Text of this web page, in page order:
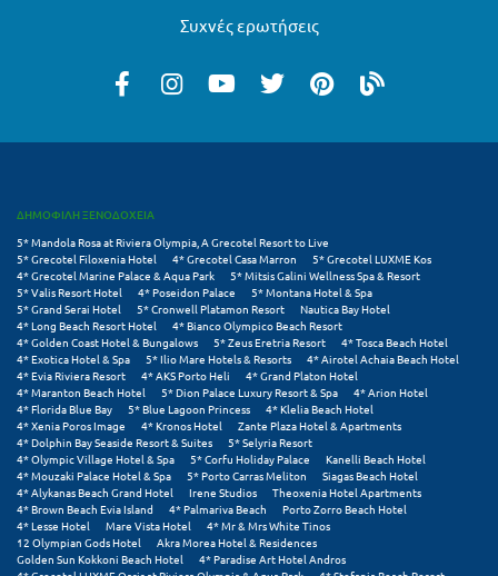
Λευκάδα
Λίμνη Πλαστήρα
Λιτόχωρο
Λουτρά Πόζαρ
Λουτρά Υπάτης
Λουτράκι
Λούτσα
Μ
Μάνη
Συχνές ερωτήσεις
ΔΗΜΟΦΙΛΗ ΞΕΝΟΔΟΧΕΙΑ
5* Mandola Rosa at Riviera Olympia, A Grecotel Resort to Live
5* Grecotel Filoxenia Hotel
4* Grecotel Casa Marron
5* Grecotel LUXME Kos
4* Grecotel Marine Palace & Aqua Park
5* Mitsis Galini Wellness Spa & Resort
5* Valis Resort Hotel
4* Poseidon Palace
5* Montana Hotel & Spa
5* Grand Serai Hotel
5* Cronwell Platamon Resort
Nautica Bay Hotel
4* Long Beach Resort Hotel
4* Bianco Olympico Beach Resort
4* Golden Coast Hotel & Bungalows
5* Zeus Eretria Resort
4* Tosca Beach Hotel
4* Exotica Hotel & Spa
5* Ilio Mare Hotels & Resorts
4* Airotel Achaia Beach Hotel
4* Evia Riviera Resort
4* AKS Porto Heli
4* Grand Platon Hotel
4* Maranton Beach Hotel
5* Dion Palace Luxury Resort & Spa
4* Arion Hotel
4* Florida Blue Bay
5* Blue Lagoon Princess
4* Klelia Beach Hotel
4* Xenia Poros Image
4* Kronos Hotel
Zante Plaza Hotel & Apartments
4* Dolphin Bay Seaside Resort & Suites
5* Selyria Resort
4* Olympic Village Hotel & Spa
5* Corfu Holiday Palace
Kanelli Beach Hotel
4* Mouzaki Palace Hotel & Spa
5* Porto Carras Meliton
Siagas Beach Hotel
4* Alykanas Beach Grand Hotel
Irene Studios
Theoxenia Hotel Apartments
4* Brown Beach Evia Island
4* Palmariva Beach
Porto Zorro Beach Hotel
4* Lesse Hotel
Mare Vista Hotel
4* Mr & Mrs White Tinos
12 Olympian Gods Hotel
Akra Morea Hotel & Residences
Golden Sun Kokkoni Beach Hotel
4* Paradise Art Hotel Andros